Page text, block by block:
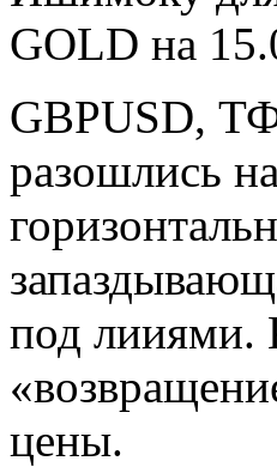
GBPUSD,
разошлись
под лииями.
цены.